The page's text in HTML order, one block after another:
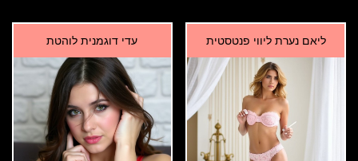
ליאם נערת ליווי פנטסטית עדי דוגמנית לוהטת